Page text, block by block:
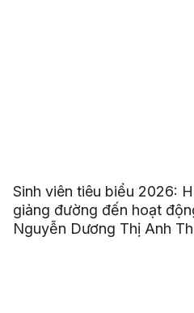
Sinh viên tiêu biểu 2026:
giảng đường đến hoạt
Nguyễn Dương Thị Anh